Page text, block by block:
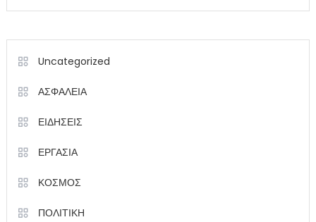
Uncategorized
ΑΣΦΑΛΕΙΑ
ΕΙΔΗΣΕΙΣ
ΕΡΓΑΣΙΑ
ΚΟΣΜΟΣ
ΠΟΛΙΤΙΚΗ